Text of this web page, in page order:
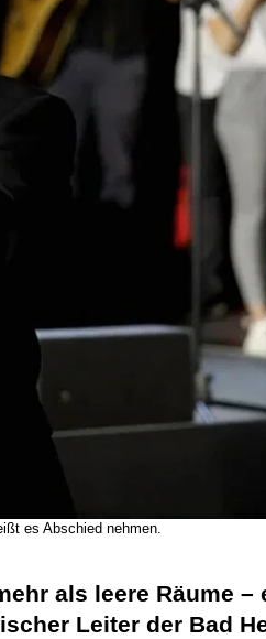
es Abschied nehmen.
als leere Räume –
Leiter der Bad